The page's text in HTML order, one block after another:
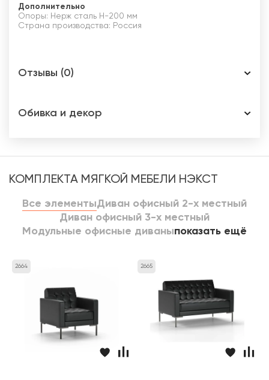
Дополнительно
Опоры: Нерж сталь Н-200 мм
Страна производства: Россия
Отзывы (0)
Обивка и декор
КОМПЛЕКТА МЯГКОЙ МЕБЕЛИ НЭКСТ
Все элементыДиван офисный 2-х местный
Диван офисный 3-х местный
Модульные офисные диваныпоказать ещё
2664 2665